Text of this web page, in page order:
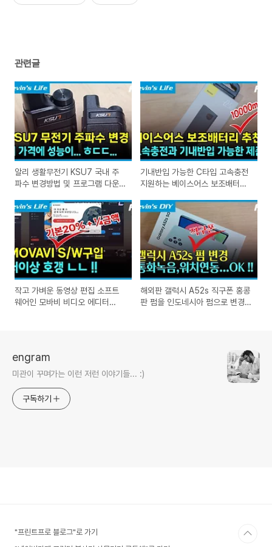
관련글
알리 생활무전기 KSU7 국내 주
파수 변경방법 및 프로그램 다운
기내반입 가능한 C타입 고속충전
지원하는 베이스어스 보조배터리
작고 가벼운 동영상 편집 소프트
웨어인 모바비 비디오 에디터
해외판 갤럭시 A52s 직구폰 홍콩
판 펌을 인도네시아 펌으로 변경
engram
미관이 꾸며가는 이런 저런 이야기들... :)
구독하기
"프린트프로 블로그"로 가기